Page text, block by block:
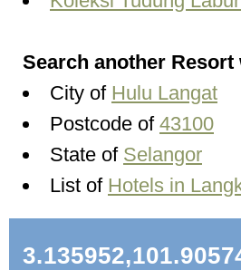
Search another Resort
City of Hulu Langat
Postcode of 43100
State of Selangor
List of Hotels in